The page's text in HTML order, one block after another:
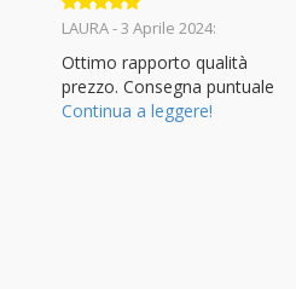
Valutato 5
LAURA - 3 Aprile 2024:
Ottimo rapporto qualità
prezzo. Consegna puntuale
Continua a leggere!